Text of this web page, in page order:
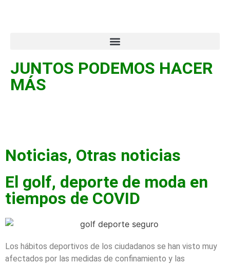
JUNTOS PODEMOS HACER
MÁS
Noticias, Otras noticias
El golf, deporte de moda en
tiempos de COVID
Los hábitos deportivos de los ciudadanos se han visto muy
afectados por las medidas de confinamiento y las